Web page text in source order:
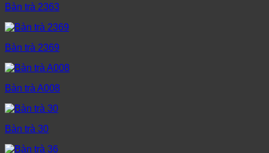
Bàn trà 2363
Bàn trà 2369
Bàn trà A008
Bàn trà 30